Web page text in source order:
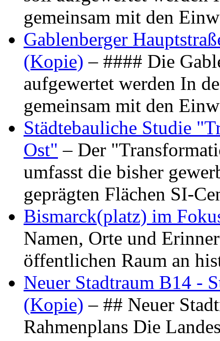
gemeinsam mit den
Gablenberger
(Kopie) – #### Die
aufgewertet werden In
gemeinsam mit den
Städtebauliche Studie
Ost" – Der
umfasst die bisher
geprägten Flächen SI-
Bismarck(platz) im
Namen, Orte und
öffentlichen Raum an
Neuer Stadtraum B14 -
(Kopie) – ## Neuer
Rahmenplans Die